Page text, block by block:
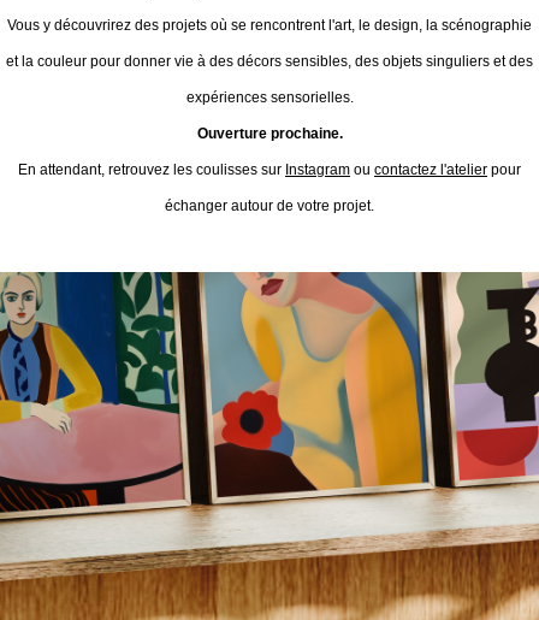
Vous y découvrirez des projets où se rencontrent l'art, le design, la scénographie
et la couleur pour donner vie à des décors sensibles, des objets singuliers et des
expériences sensorielles.
Ouverture prochaine.
En attendant, retrouvez les coulisses sur Instagram ou contactez l'atelier pour
échanger autour de votre projet.